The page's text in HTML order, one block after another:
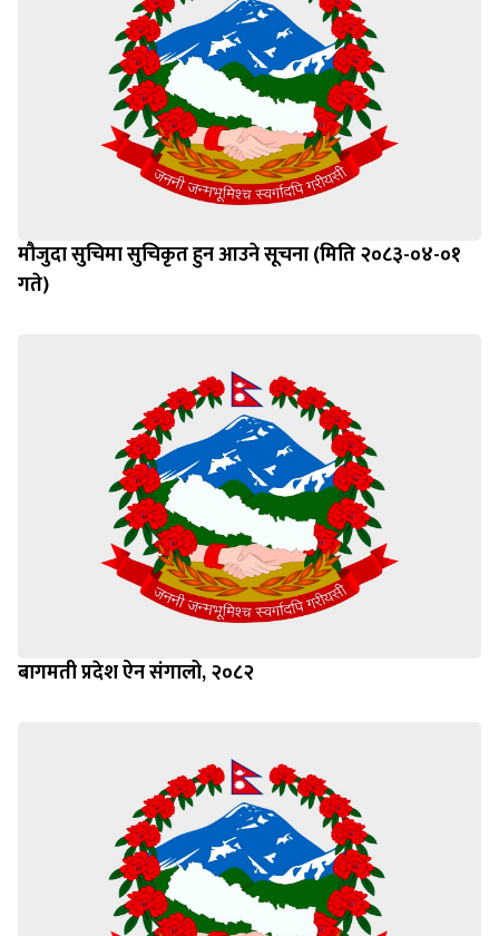
मौजुदा सुचिमा सुचिकृत हुन आउने सूचना (मिति २०८३-०४-०१
गते)
बागमती प्रदेश ऐन संगालो, २०८२